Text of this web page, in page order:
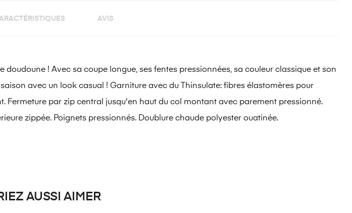
AVIS
! Avec sa coupe longue, ses fentes pressionnées, sa couleur classique et son
avec un look casual ! Garniture avec du Thinsulate: fibres élastomères pour
Fermeture par zip central jusqu'en haut du col montant avec parement pressionné.
zippée. Poignets pressionnés. Doublure chaude polyester ouatinée.
AUSSI AIMER